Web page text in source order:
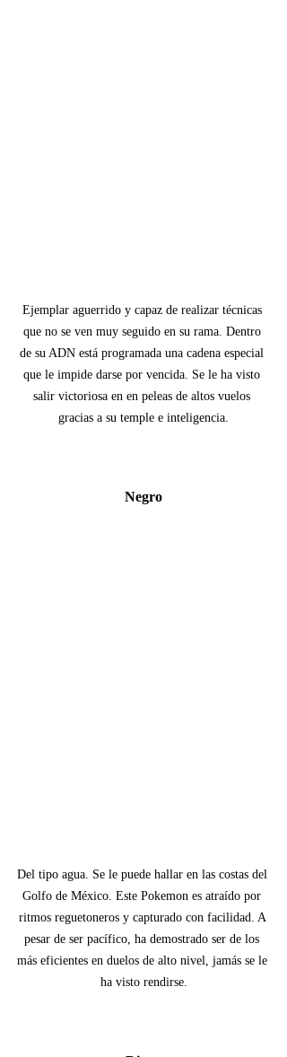
Ejemplar aguerrido y capaz de realizar técnicas
que no se ven muy seguido en su rama. Dentro
de su ADN está programada una cadena especial
que le impide darse por vencida. Se le ha visto
salir victoriosa en en peleas de altos vuelos
gracias a su temple e inteligencia.
Negro
Del tipo agua. Se le puede hallar en las costas del
Golfo de México. Este Pokemon es atraído por
ritmos reguetoneros y capturado con facilidad. A
pesar de ser pacífico, ha demostrado ser de los
más eficientes en duelos de alto nivel, jamás se le
ha visto rendirse.